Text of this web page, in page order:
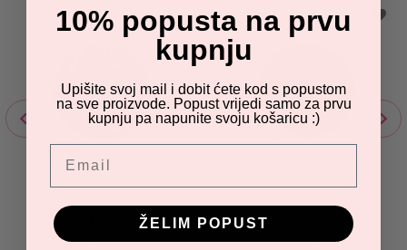
10% popusta na prvu
kupnju
Upišite svoj mail i dobit ćete kod s popustom
na sve proizvode. Popust vrijedi samo za prvu
kupnju pa napunite svoju košaricu :)
ŽELIM POPUST